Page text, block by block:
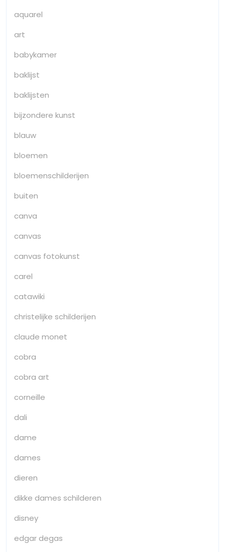
aquarel
art
babykamer
baklijst
baklijsten
bijzondere kunst
blauw
bloemen
bloemenschilderijen
buiten
canva
canvas
canvas fotokunst
carel
catawiki
christelijke schilderijen
claude monet
cobra
cobra art
corneille
dali
dame
dames
dieren
dikke dames schilderen
disney
edgar degas